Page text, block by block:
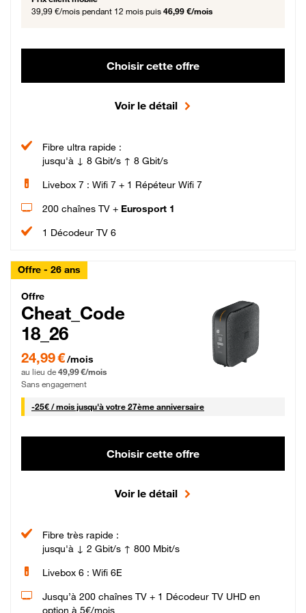
39,99 €/mois pendant 12 mois puis 46,99 €/mois
Choisir cette offre
Voir le détail
Fibre ultra rapide :
jusqu'à ↓ 8 Gbit/s ↑ 8 Gbit/s
Livebox 7 : Wifi 7 + 1 Répéteur Wifi 7
200 chaînes TV + Eurosport 1
1 Décodeur TV 6
Offre - 26 ans
Cheat_Code Fibre_18_26
Offre
Cheat_Code
18_26
24,99 € par mois pendant 0 mois puis 49,99 € par mois, Sans engagement
24,99 €/mois
au lieu de 49,99 €/mois
Sans engagement
-25€ / mois25 € par mois
jusqu'à votre 27ème anniversaire
Choisir cette offre
Voir le détail
Fibre très rapide :
jusqu'à ↓ 2 Gbit/s ↑ 800 Mbit/s
Livebox 6 : Wifi 6E
Jusqu’à 200 chaînes TV + 1 Décodeur TV UHD en
option à 5€/mois